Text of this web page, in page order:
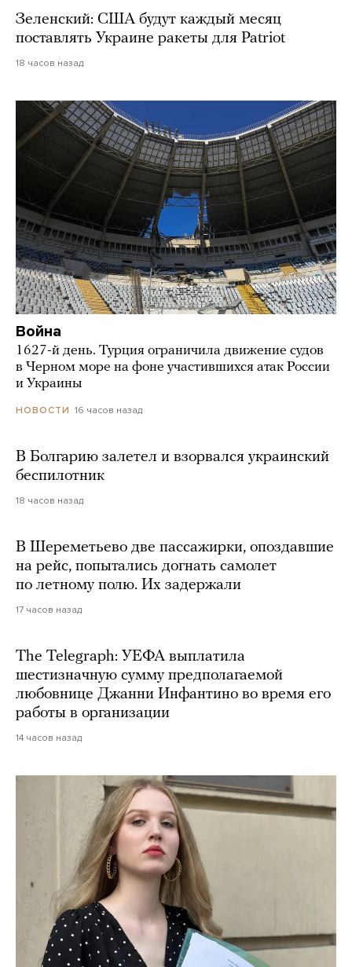
Зеленский: США будут каждый месяц
поставлять Украине ракеты для Patriot
18 часов назад
Война
1627-й день. Турция ограничила движение судов
в Черном море на фоне участившихся атак России
и Украины
НОВОСТИ 16 часов назад
В Болгарию залетел и взорвался украинский
беспилотник
18 часов назад
В Шереметьево две пассажирки, опоздавшие
на рейс, попытались догнать самолет
по летному полю. Их задержали
17 часов назад
The Telegraph: УЕФА выплатила
шестизначную сумму предполагаемой
любовнице Джанни Инфантино во время его
работы в организации
14 часов назад